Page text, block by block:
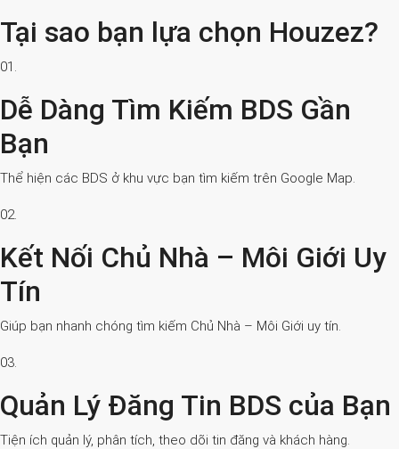
Tại sao bạn lựa chọn Houzez?
01.
Dễ Dàng Tìm Kiếm BDS Gần
Bạn
Thể hiện các BDS ở khu vực bạn tìm kiếm trên Google Map.
02.
Kết Nối Chủ Nhà – Môi Giới Uy
Tín
Giúp bạn nhanh chóng tìm kiếm Chủ Nhà – Môi Giới uy tín.
03.
Quản Lý Đăng Tin BDS của Bạn
Tiện ích quản lý, phân tích, theo dõi tin đăng và khách hàng.